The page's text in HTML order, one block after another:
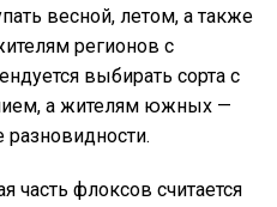
весной, летом, а также
регионов с
выбирать сорта с
а жителям южных —
часть флоксов считается